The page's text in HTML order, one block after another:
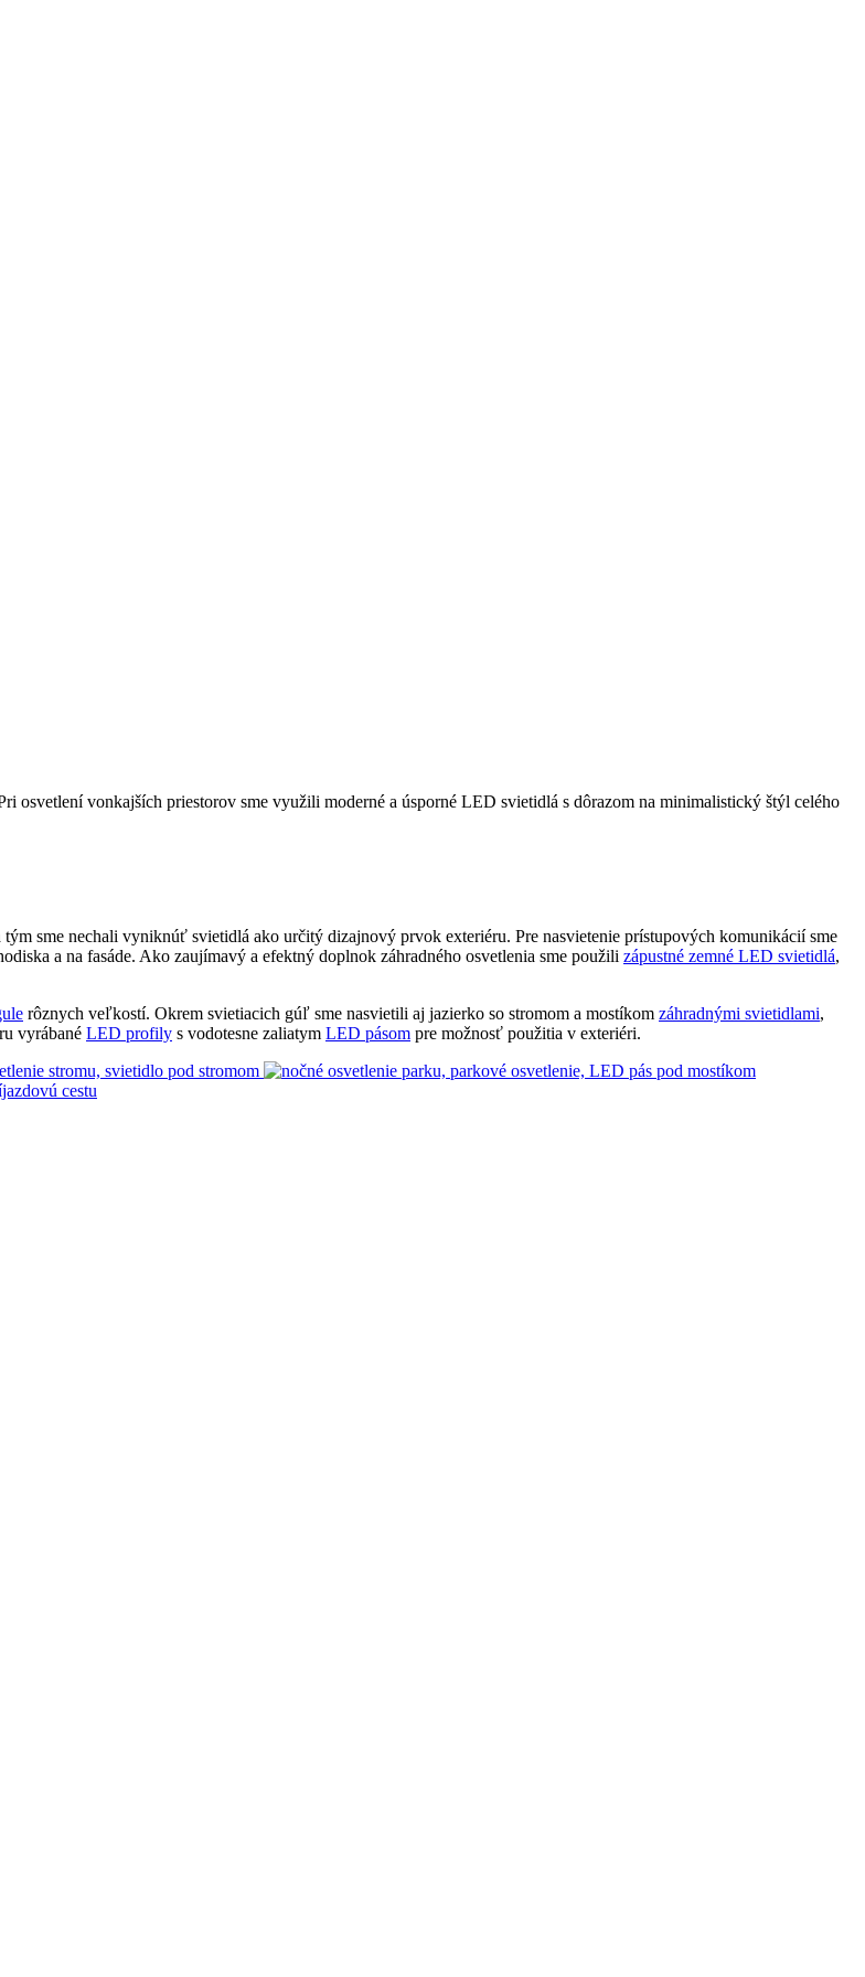
osvetlení vonkajších priestorov sme využili moderné a úsporné LED svietidlá s dôrazom na minimalistický štýl celého
sme nechali vyniknúť svietidlá ako určitý dizajnový prvok exteriéru. Pre nasvietenie prístupových komunikácií sme
a na fasáde. Ako zaujímavý a efektný doplnok záhradného osvetlenia sme použili zápustné zemné LED svietidlá,
rôznych veľkostí. Okrem svietiacich gúľ sme nasvietili aj jazierko so stromom a mostíkom záhradnými svietidlami,
vyrábané LED profily s vodotesne zaliatym LED pásom pre možnosť použitia v exteriéri.